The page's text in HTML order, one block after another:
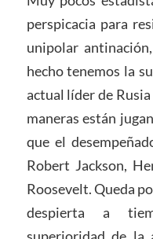
perspicacia para
unipolar
hecho tenemos la
actual líder de
maneras están
que el
Robert Jackson,
Roosevelt. Queda
despierta a